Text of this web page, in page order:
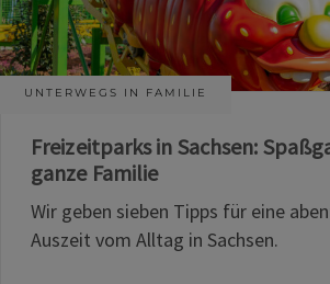
UNTERWEGS IN FAMILIE
Freizeitparks in Sachsen:
ganze Familie
Wir geben sieben Tipps für eine
Auszeit vom Alltag in Sachsen.